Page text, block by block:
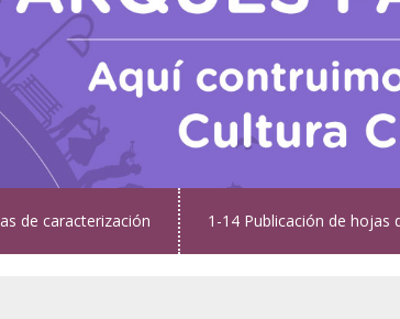
de caracterización 1-14 Publicación de hojas